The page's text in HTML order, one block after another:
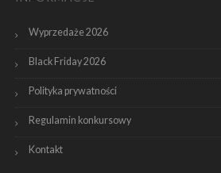
Wyprzedaże 2026
Black Friday 2026
Polityka prywatności
Regulamin konkursowy
Kontakt